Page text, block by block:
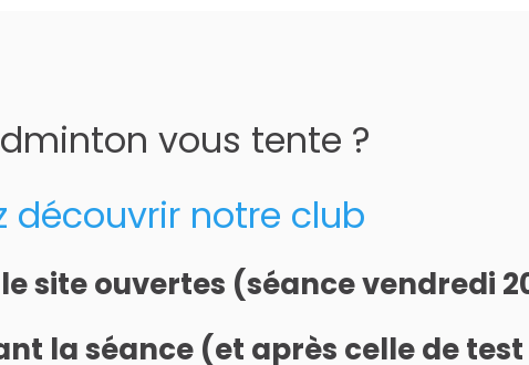
vous tente ?
découvrir notre club
le site ouvertes (séance vendredi
la séance (et après celle de test